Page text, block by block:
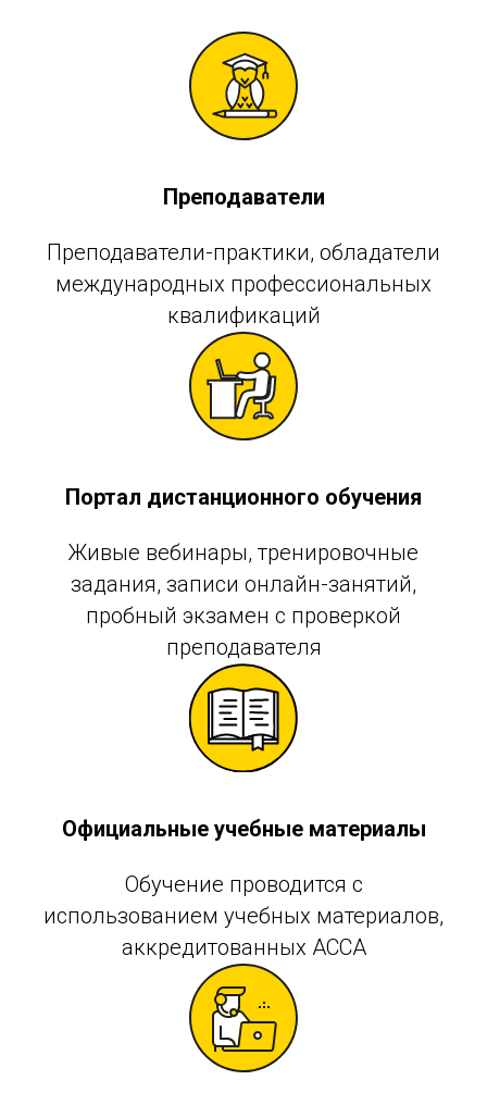
Преподаватели
Преподаватели-практики, обладатели
международных профессиональных
квалификаций
Портал дистанционного обучения
Живые вебинары, тренировочные
задания, записи онлайн-занятий,
пробный экзамен с проверкой
преподавателя
Официальные учебные материалы
Обучение проводится с
использованием учебных материалов,
аккредитованных АССА